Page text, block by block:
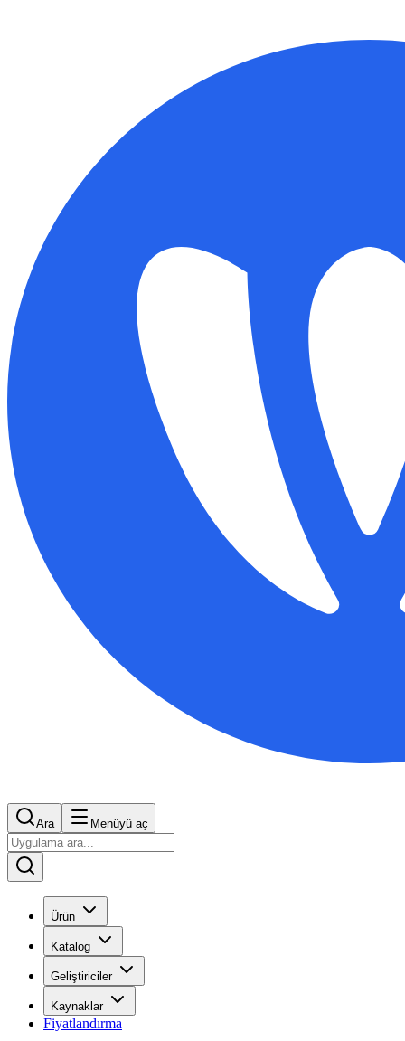
Ara Menüyü aç
Ürün
Katalog
Geliştiriciler
Kaynaklar
Fiyatlandırma